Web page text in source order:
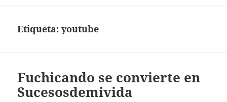
Etiqueta:youtube
Fuchicando se convierte en
Sucesosdemivida